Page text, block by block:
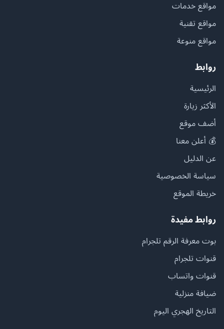
مواقع خدمات
مواقع تقنية
مواقع منوعة
روابط
الرئيسية
الأكثر زيارة
أضف موقع
💰 أعلن معنا
عن الدليل
سياسة الخصوصية
خريطة الموقع
روابط مفيدة
بوت معرفة الرقم تلجرام
قنوات تلجرام
قنوات واتساب
ضيافة منزلية
التاريخ الهجري اليوم